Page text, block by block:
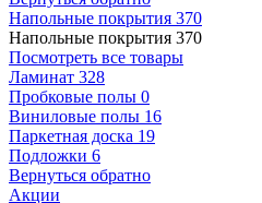
Напольные покрытия 370
Напольные покрытия 370
Посмотреть все товары
Ламинат 328
Пробковые полы 0
Виниловые полы 16
Паркетная доска 19
Подложки 6
Вернуться обратно
Акции